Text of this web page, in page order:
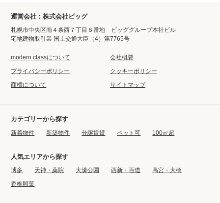
運営会社：株式会社ビッグ
札幌市中央区南４条西７丁目６番地 ビッググループ本社ビル
宅地建物取引業 国土交通大臣（4）第7765号
modern classについて
会社概要
プライバシーポリシー
クッキーポリシー
商標について
サイトマップ
カテゴリーから探す
新着物件 新築物件 分譲賃貸 ペット可 100㎡超
人気エリアから探す
博多 天神・薬院 大濠公園 西新・百道
高宮・大橋
香椎照葉